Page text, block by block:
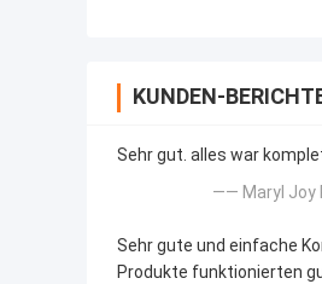
KUNDEN-
Sehr gut. alles war
—— Maryl Joy
Sehr gute und einfache
Produkte funktionierten